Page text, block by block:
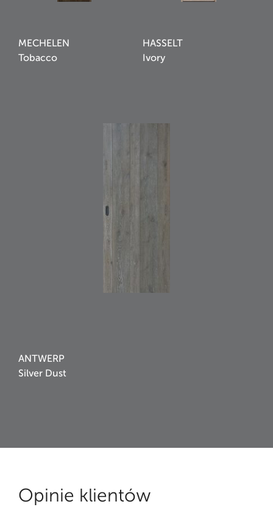
MECHELEN
Tobacco
HASSELT
Ivory
ANTWERP
Silver Dust
Opinie klientów